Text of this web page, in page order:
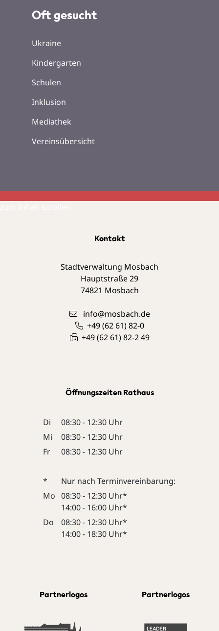
Oft gesucht
Ukraine
Kindergarten
Schulen
Inklusion
Mediathek
Vereinsübersicht
Kontakt
Stadtverwaltung Mosbach
Hauptstraße 29
74821 Mosbach
info@mosbach.de
+49 (62 61) 82-0
+49 (62 61) 82-2 49
Öffnungszeiten Rathaus
Di
08:30 - 12:30 Uhr
Mi
08:30 - 12:30 Uhr
Fr
08:30 - 12:30 Uhr
*
Nur nach Terminvereinbarung:
Mo 08:30 - 12:30 Uhr*
14:00 - 16:00 Uhr*
Do
08:30 - 12:30 Uhr*
14:00 - 18:30 Uhr*
Partnerlogos Partnerlogos